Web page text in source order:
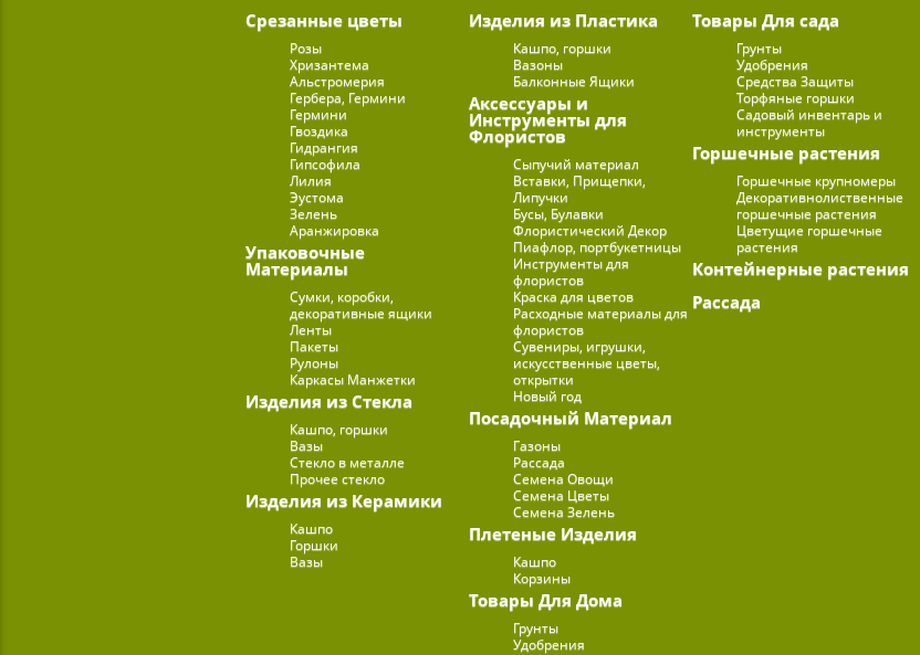
Срезанные цветы
Розы
Хризантема
Альстромерия
Гербера, Гермини
Гермини
Гвоздика
Гидрангия
Гипсофила
Лилия
Эустома
Зелень
Аранжировка
Упаковочные
Материалы
Сумки, коробки,
декоративные ящики
Ленты
Пакеты
Рулоны
Каркасы Манжетки
Изделия из Стекла
Кашпо, горшки
Вазы
Стекло в металле
Прочее стекло
Изделия из Керамики
Кашпо
Горшки
Вазы
Изделия из Пластика
Кашпо, горшки
Вазоны
Балконные Ящики
Аксессуары и
Инструменты для
Флористов
Сыпучий материал
Вставки, Прищепки,
Липучки
Бусы, Булавки
Флористический Декор
Пиафлор, портбукетницы
Инструменты для
флористов
Краска для цветов
Расходные материалы для
флористов
Сувениры, игрушки,
искусственные цветы,
открытки
Новый год
Посадочный Материал
Газоны
Рассада
Семена Овощи
Семена Цветы
Семена Зелень
Плетеные Изделия
Кашпо
Корзины
Товары Для Дома
Грунты
Удобрения
Товары Для сада
Грунты
Удобрения
Средства Защиты
Торфяные горшки
Садовый инвентарь и
инструменты
Горшечные растения
Горшечные крупномеры
Декоративнолиственные
горшечные растения
Цветущие горшечные
растения
Контейнерные растения
Рассада